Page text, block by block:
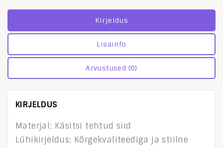
Kirjeldus
Lisainfo
Arvustused (0)
KIRJELDUS
Materjal: Käsitsi tehtud siid
Lühikirjeldus: Kõrgekvaliteediga ja stiilne